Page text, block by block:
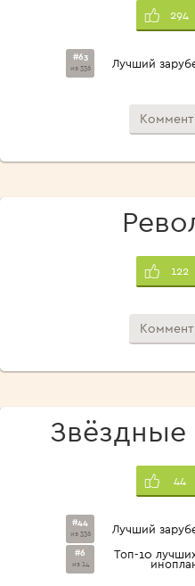
294
#63
из 336 Лучший
122
Звёздные
44
#44
из 336 Лучший
#6
из 14
Топ-10